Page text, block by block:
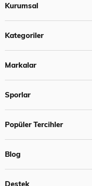
Kurumsal
Kategoriler
Markalar
Sporlar
Popüler Tercihler
Blog
Destek